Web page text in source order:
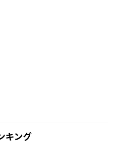
キング